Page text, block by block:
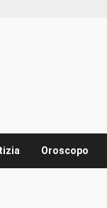
Oroscopo